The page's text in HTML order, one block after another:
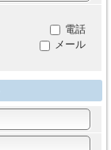
電話
メール